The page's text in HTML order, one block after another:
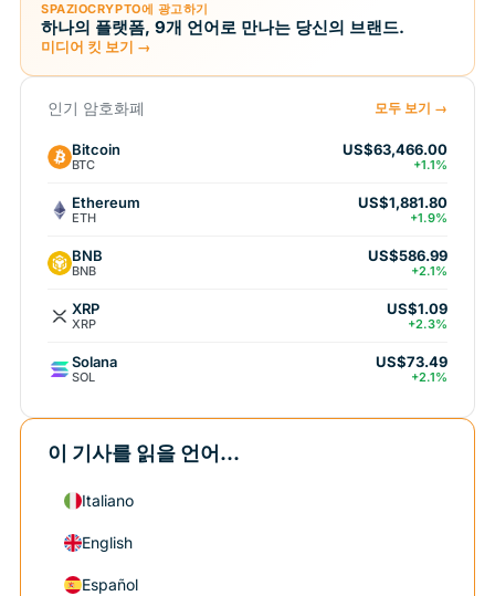
SPAZIOCRYPTO에 광고하기
하나의 플랫폼, 9개 언어로 만나는 당신의 브랜드.
미디어 킷 보기 →
인기 암호화폐 모두 보기 →
Bitcoin
BTC
US$63,466.00
+1.1%
Ethereum
ETH
US$1,881.80
+1.9%
BNB
BNB
US$586.99
+2.1%
XRP
XRP
US$1.09
+2.3%
Solana
SOL
US$73.49
+2.1%
이 기사를 읽을 언어...
Italiano
English
Español